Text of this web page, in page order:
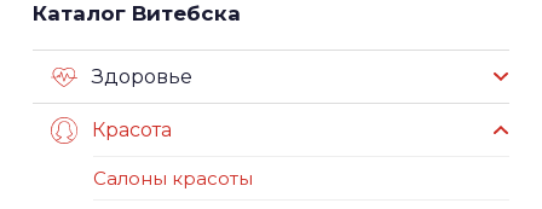
Каталог Витебска
Здоровье
Красота
Салоны красоты